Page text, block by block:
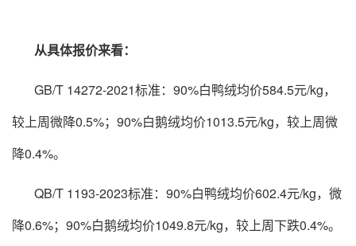
从具体报价来看：
GB/T 14272-2021标准：90%白鸭绒均价584.5元/kg，
较上周微降0.5%；90%白鹅绒均价1013.5元/kg，较上周微
降0.4%。
QB/T 1193-2023标准：90%白鸭绒均价602.4元/kg，微
降0.6%；90%白鹅绒均价1049.8元/kg，较上周下跌0.4%。